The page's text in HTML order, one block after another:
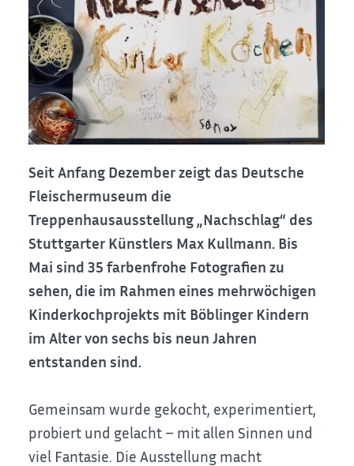
Seit Anfang Dezember zeigt das Deutsche
Fleischermuseum die
Treppenhausausstellung „Nachschlag“ des
Stuttgarter Künstlers Max Kullmann. Bis
Mai sind 35 farbenfrohe Fotografien zu
sehen, die im Rahmen eines mehrwöchigen
Kinderkochprojekts mit Böblinger Kindern
im Alter von sechs bis neun Jahren
entstanden sind.
Gemeinsam wurde gekocht, experimentiert,
probiert und gelacht – mit allen Sinnen und
viel Fantasie. Die Ausstellung macht